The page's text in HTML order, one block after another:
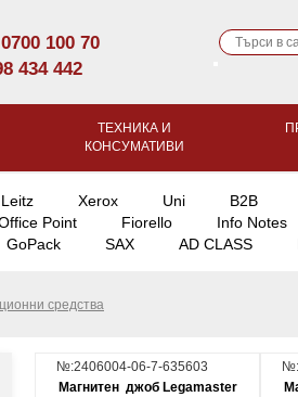
0700 100 70
434 442
ТЕХНИКА И
КОНСУМАТИВИ
Leitz Xerox Uni B2B
Point Fiorello Info Notes
GoPack SAX AD CLASS
средства
№:2406004-06-7-635603
Магнитен джоб Legamaster